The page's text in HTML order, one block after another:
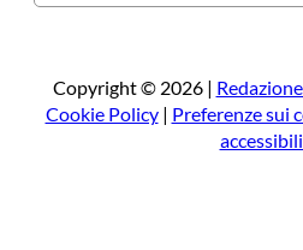
e
a
Copyright © 2026 | Redazione
Cookie Policy| Preferenze sui